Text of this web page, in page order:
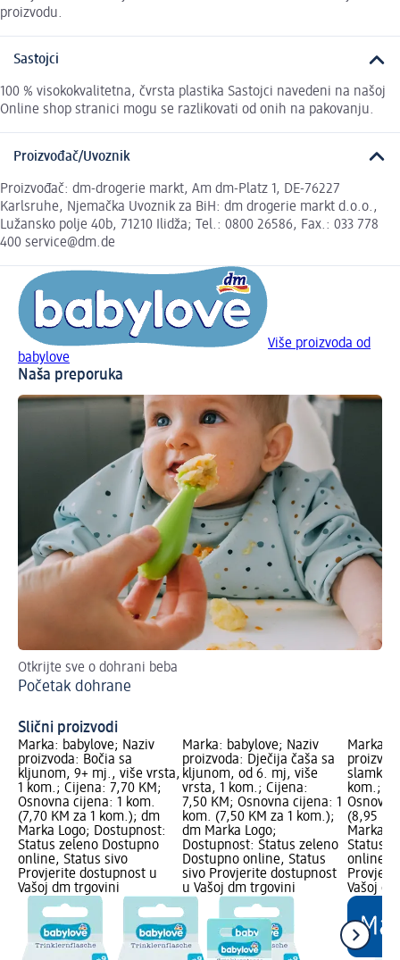
proizvodu.
Sastojci
100 % visokokvalitetna, čvrsta plastika Sastojci navedeni na našoj
Online shop stranici mogu se razlikovati od onih na pakovanju.
Proizvođač/Uvoznik
Proizvođač: dm-drogerie markt, Am dm-Platz 1, DE-76227
Karlsruhe, Njemačka Uvoznik za BiH: dm drogerie markt d.o.o.,
Lužansko polje 40b, 71210 Ilidža; Tel.: 0800 26586, Fax.: 033 778
400 service@dm.de
Više proizvoda od
babylove
Naša preporuka
Otkrijte sve o dohrani beba
Početak dohrane
Slični proizvodi
Marka: babylove; Naziv
proizvoda: Bočia sa
kljunom, 9+ mj., više vrsta,
1 kom.; Cijena: 7,70 KM;
Osnovna cijena: 1 kom.
(7,70 KM za 1 kom.); dm
Marka Logo; Dostupnost:
Status zeleno Dostupno
online, Status sivo
Provjerite dostupnost u
Vašoj dm trgovini
Marka: babylove; Naziv
proizvoda: Dječija čaša sa
kljunom, od 6. mj, više
vrsta, 1 kom.; Cijena:
7,50 KM; Osnovna cijena: 1
kom. (7,50 KM za 1 kom.);
dm Marka Logo;
Dostupnost: Status zeleno
Dostupno online, Status
sivo Provjerite dostupnost
u Vašoj dm trgovini
Marka:
kom.;
(8,95
Marka
Status
online,
Vašoj